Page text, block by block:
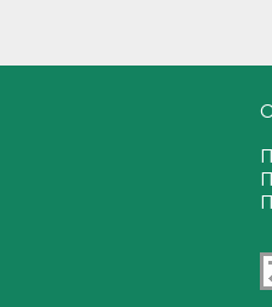
Фермеры в
смогут получить
рублей на